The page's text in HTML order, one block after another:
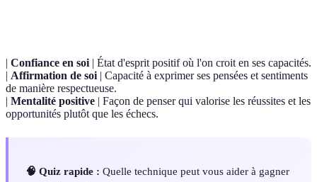
| Confiance en soi | État d'esprit positif où l'on croit en ses capacités.
| Affirmation de soi | Capacité à exprimer ses pensées et sentiments
de manière respectueuse.
| Mentalité positive | Façon de penser qui valorise les réussites et les
opportunités plutôt que les échecs.
🧠 Quiz rapide : Quelle technique peut vous aider à gagner